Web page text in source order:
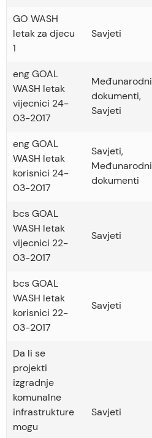
GO WASH
letak za djecu
1
Savjeti
eng GOAL
WASH letak
vijecnici 24-
03-2017
Međunarodni
dokumenti,
Savjeti
eng GOAL
WASH letak
korisnici 24-
03-2017
Savjeti,
Međunarodni
dokumenti
bcs GOAL
WASH letak
vijecnici 22-
03-2017
Savjeti
bcs GOAL
WASH letak
korisnici 22-
03-2017
Savjeti
Da li se
projekti
izgradnje
komunalne
infrastrukture
mogu
Savjeti